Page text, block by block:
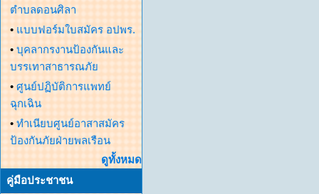
ตำบลดอนศิลา
• แบบฟอร์มใบสมัคร อปพร.
• บุคลากรงานป้องกันและ
บรรเทาสาธารณภัย
• ศูนย์ปฏิบัติการแพทย์
ฉุกเฉิน
• ทำเนียบศูนย์อาสาสมัคร
ป้องกันภัยฝ่ายพลเรือน
ดูทั้งหมด
คู่มือประชาชน